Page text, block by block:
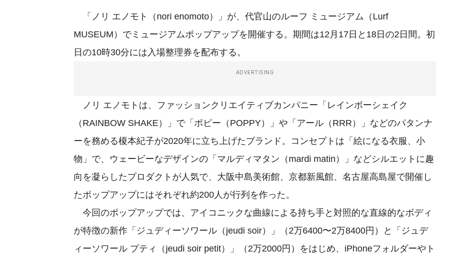
「ノリ エノモト（nori enomoto）」が、代官山のルーフ ミュージアム（Lurf
MUSEUM）でミュージアムポップアップを開催する。期間は12月17日と18日の2日間。初
日の10時30分には入場整理券を配布する。
ADVERTISING
ノリ エノモトは、ファッションクリエイティブカンパニー「レインボーシェイク
（RAINBOW SHAKE）」で「ポピー（POPPY）」や「アール（RRR）」などのパタンナ
ーを務める榎本紀子が2020年に立ち上げたブランド。コンセプトは「絵になる衣服、小
物」で、ウェービーなデザインの「マルディマタン（mardi matin）」などシルエットに趣
向を凝らしたプロダクトが人気で、大阪中島美術館、京都新風館、名古屋高島屋で開催し
たポップアップにはそれぞれ約200人が行列を作った。
今回のポップアップでは、アイコニックな曲線による持ち手と対照的な直線的なボディ
が特徴の新作「ジュディーソワール（jeudi soir）」（2万6400〜2万8400円）と「ジュデ
ィーソワール プティ（jeudi soir petit）」（2万2000円）をはじめ、iPhoneフォルダーやト